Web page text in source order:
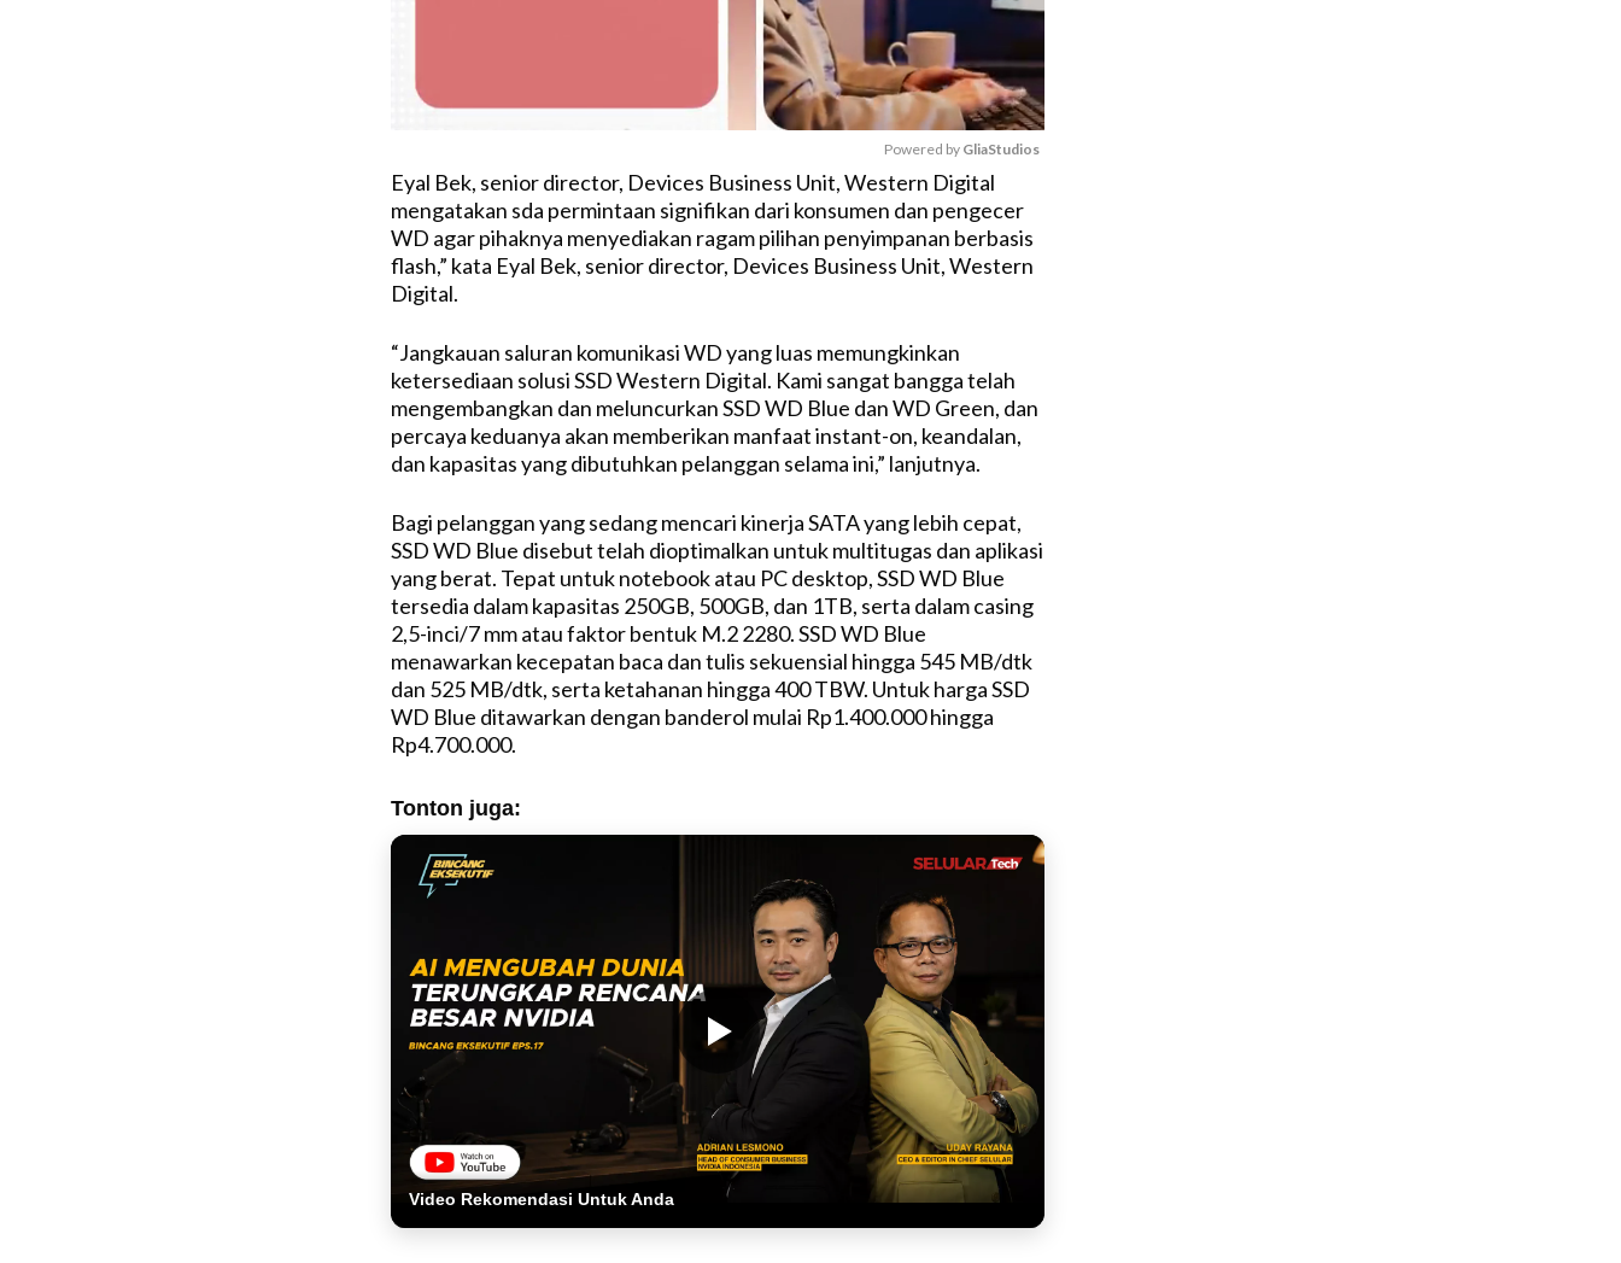
M
u
Powered by GliaStudios
Eyal Bek, senior director, Devices Business Unit, Western Digital
mengatakan sda permintaan signifikan dari konsumen dan pengecer
WD agar pihaknya menyediakan ragam pilihan penyimpanan berbasis
flash,” kata Eyal Bek, senior director, Devices Business Unit, Western
Digital.
“Jangkauan saluran komunikasi WD yang luas memungkinkan
ketersediaan solusi SSD Western Digital. Kami sangat bangga telah
mengembangkan dan meluncurkan SSD WD Blue dan WD Green, dan
percaya keduanya akan memberikan manfaat instant-on, keandalan,
dan kapasitas yang dibutuhkan pelanggan selama ini,” lanjutnya.
Bagi pelanggan yang sedang mencari kinerja SATA yang lebih cepat,
SSD WD Blue disebut telah dioptimalkan untuk multitugas dan aplikasi
yang berat. Tepat untuk notebook atau PC desktop, SSD WD Blue
tersedia dalam kapasitas 250GB, 500GB, dan 1TB, serta dalam casing
2,5-inci/7 mm atau faktor bentuk M.2 2280. SSD WD Blue
menawarkan kecepatan baca dan tulis sekuensial hingga 545 MB/dtk
dan 525 MB/dtk, serta ketahanan hingga 400 TBW. Untuk harga SSD
WD Blue ditawarkan dengan banderol mulai Rp1.400.000 hingga
Rp4.700.000.
Tonton juga:
Video Rekomendasi Untuk Anda